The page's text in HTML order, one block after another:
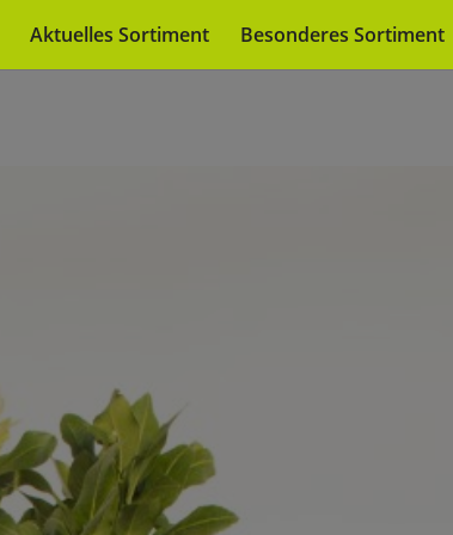
Aktuelles Sortiment Besonderes Sortiment